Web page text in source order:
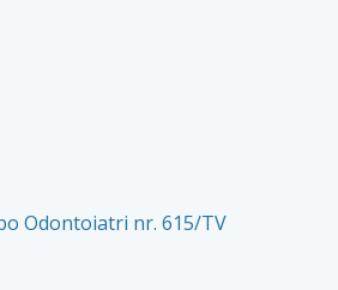
Odontoiatri nr. 615/TV